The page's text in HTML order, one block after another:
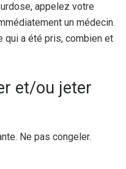
appelez votre
un médecin.
qui a été pris, combien et
et/ou jeter
Ne pas congeler.